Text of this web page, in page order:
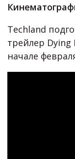
Techland
трейлер
начале